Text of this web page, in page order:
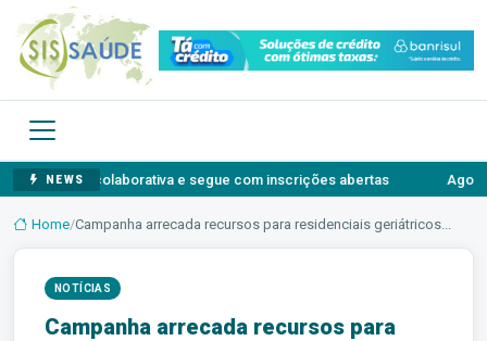
NEWS
colaborativa e segue com inscrições abertas Agosto
Home/Campanha arrecada recursos para residenciais geriátricos...
NOTÍCIAS
Campanha arrecada recursos para